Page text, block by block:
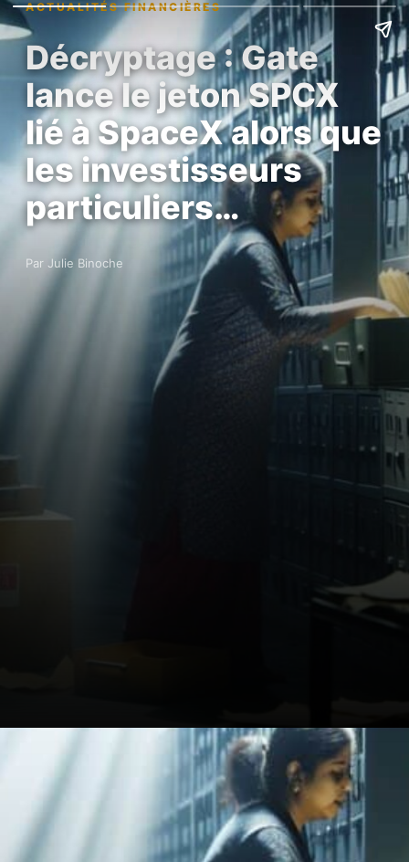
ACTUALITÉS FINANCIÈRES
Décryptage : Gate
lance le jeton SPCX
lié à SpaceX alors que
les investisseurs
particuliers…
Par Julie Binoche